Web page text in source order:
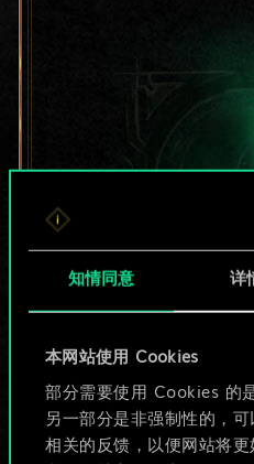
知情同意 详
本网站使用 Cookies
部分需要使用 Cookies 的
另一部分是非强制性的，
相关的反馈，以便网站将
目前只是
牌，但能
些